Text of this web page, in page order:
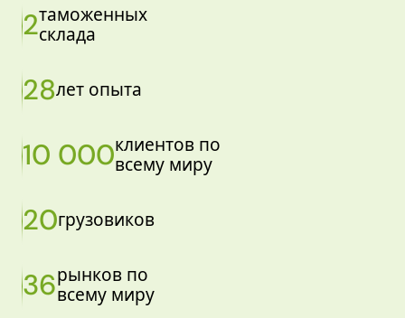
2таможенных
склада
28лет опыта
10 000клиентов по
всему миру
20грузовиков
36рынков по
всему миру